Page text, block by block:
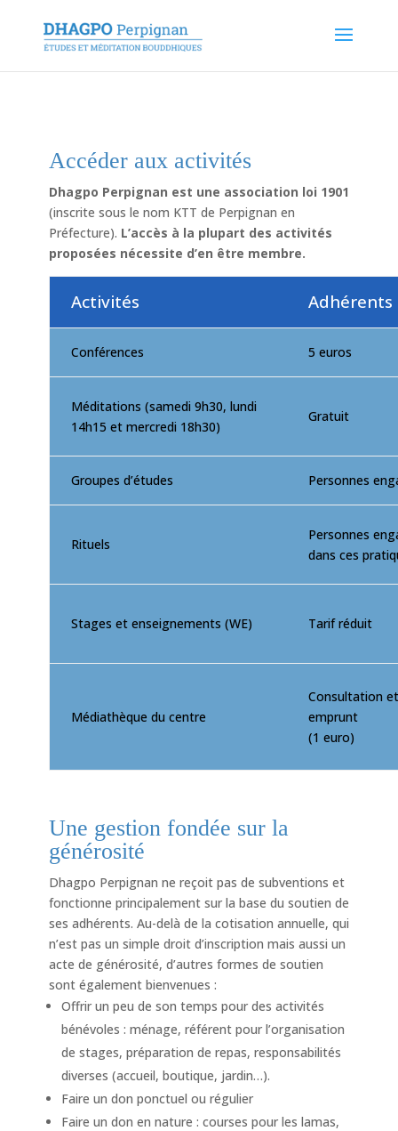
Accéder aux activités
Dhagpo Perpignan est une association loi 1901
(inscrite sous le nom KTT de Perpignan en
Préfecture). L’accès à la plupart des activités
proposées nécessite d’en être membre.
Activités Adhérents
Conférences 5 euros
Méditations (samedi 9h30, lundi
14h15 et mercredi 18h30)
Gratuit
Groupes d’études Personnes
Rituels
Personnes
dans ces
Stages et enseignements (WE) Tarif réduit
Médiathèque du centre
Consultation et
emprunt
(1 euro)
Une gestion fondée sur la
générosité
Dhagpo Perpignan ne reçoit pas de subventions et
fonctionne principalement sur la base du soutien de
ses adhérents. Au-delà de la cotisation annuelle, qui
n’est pas un simple droit d’inscription mais aussi un
acte de générosité, d’autres formes de soutien
sont également bienvenues :
Offrir un peu de son temps pour des activités
bénévoles : ménage, référent pour l’organisation
de stages, préparation de repas, responsabilités
diverses (accueil, boutique, jardin…).
Faire un don ponctuel ou régulier
Faire un don en nature : courses pour les lamas,